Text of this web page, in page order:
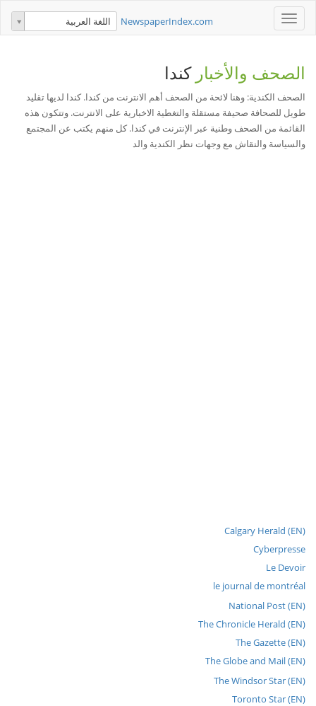
Toggle
navigation
NewspaperIndex.com اللغة العربية
الصحف والأخباركندا
الصحف الكندية: وهنا لائحة من الصحف أهم الانترنت من كندا. كندا لديها تقليد
طويل للصحافة صحيفة مستقلة والتغطية الاخبارية على الانترنت. وتتكون هذه
القائمة من الصحف وطنية عبر الإنترنت في كندا. كل منهم يكتب عن المجتمع
والسياسة والنقاش مع وجهات نظر الكندية والد
Calgary Herald (EN)
Cyberpresse
Le Devoir
le journal de montréal
National Post (EN)
The Chronicle Herald (EN)
The Gazette (EN)
The Globe and Mail (EN)
The Windsor Star (EN)
Toronto Star (EN)